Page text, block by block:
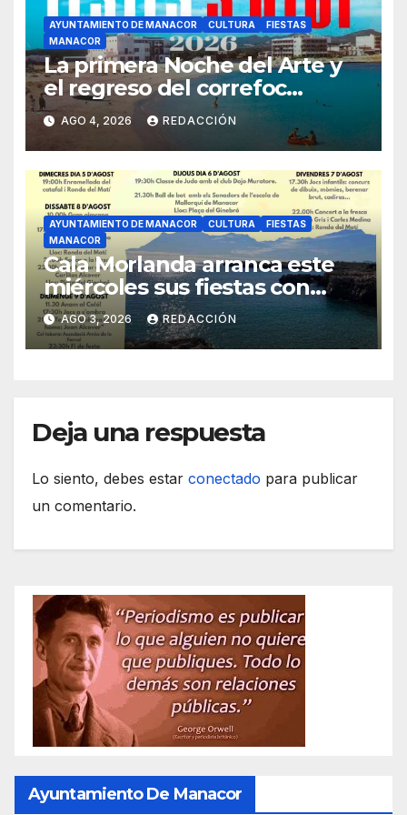
AYUNTAMIENTO DE MANACOR CULTURA
FIESTAS
MANACOR
La primera Noche del Arte y
el regreso del correfoc
marcan las Fiestas de Verano
de S’Illot 2026
AGO 4, 2026 REDACCIÓN
AYUNTAMIENTO DE MANACOR CULTURA
FIESTAS
MANACOR
Cala Morlanda arranca este
miércoles sus fiestas con
actos infantiles, música y
teatro
AGO 3, 2026 REDACCIÓN
Deja una respuesta
Lo siento, debes estar conectado para publicar
un comentario.
Ayuntamiento De Manacor